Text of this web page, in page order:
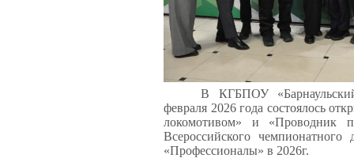
В КГБПОУ
февраля 2026 года состоялось
локомотивом» и «Проводник
Всероссийского
«Профессионалы» в 2026г.